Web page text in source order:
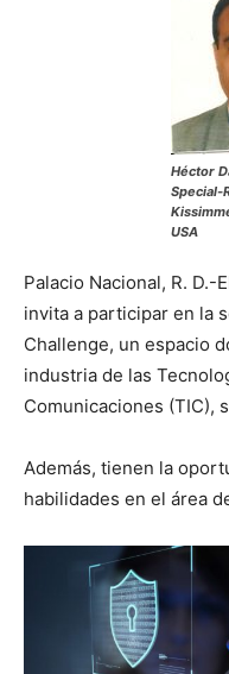
Héctor
Special-
USA
Palacio Nacional, R.
invita a participar en la
Challenge, un espacio
industria de las
Comunicaciones (TIC),
Además, tienen la
habilidades en el área